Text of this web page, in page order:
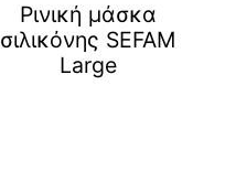
Ρινική μάσκα
σιλικόνης SEFAM
Large